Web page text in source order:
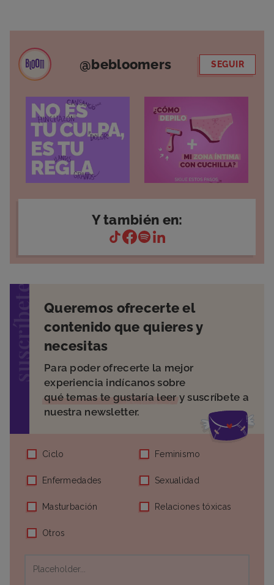
@bebloomers SEGUIR
Y también en:
Queremos ofrecerte el
contenido que quieres y
necesitas
Para poder ofrecerte la mejor
experiencia indícanos sobre
qué temas te gustaría leer y suscríbete a
nuestra newsletter.
Ciclo Feminismo
Enfermedades Sexualidad
Masturbación Relaciones tóxicas
Otros